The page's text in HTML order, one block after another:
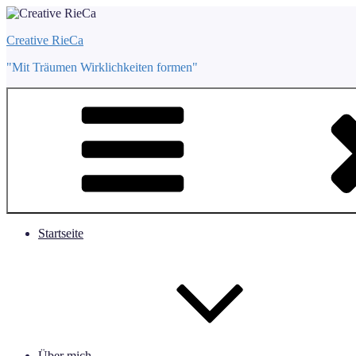
Zum
springen
Creative RieCa
"Mit Träumen Wirklichkeiten formen"
Startseite